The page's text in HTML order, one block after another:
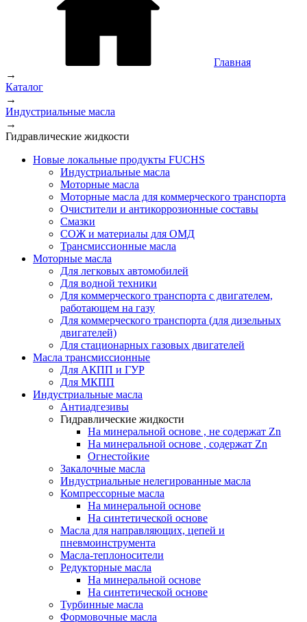
Главная
→
Каталог
→
Индустриальные масла
→
Гидравлические жидкости
Новые локальные продукты FUCHS
Индустриальные масла
Моторные масла
Моторные масла для коммерческого транспорта
Очистители и антикоррозионные составы
Смазки
СОЖ и материалы для ОМД
Трансмиссионные масла
Моторные масла
Для легковых автомобилей
Для водной техники
Для коммерческого транспорта с двигателем,
работающем на газу
Для коммерческого транспорта (для дизельных
двигателей)
Для стационарных газовых двигателей
Масла трансмиссионные
Для АКПП и ГУР
Для МКПП
Индустриальные масла
Антиадгезивы
Гидравлические жидкости
На минеральной основе , не содержат Zn
На минеральной основе , содержат Zn
Огнестойкие
Закалочные масла
Индустриальные нелегированные масла
Компрессорные масла
На минеральной основе
На синтетической основе
Масла для направляющих, цепей и
пневмоинструмента
Масла-теплоносители
Редукторные масла
На минеральной основе
На синтетической основе
Турбинные масла
Формовочные масла